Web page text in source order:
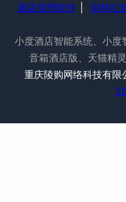
酒店管理软件
别样红
小度酒店智能系统、小
音箱酒店版、天猫精
重庆陵购网络科技有限